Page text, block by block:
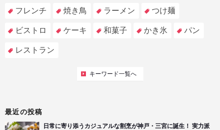
フレンチ 焼き鳥 ラーメン つけ麺
ビストロ ケーキ 和菓子 かき氷 パン
レストラン
キーワード一覧へ
最近の投稿
日常に寄り添うカジュアルな割烹が神戸・三宮に誕生！ 実力派